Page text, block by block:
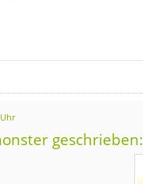
geschrieben: